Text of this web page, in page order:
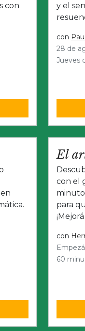
con
y el
con
28 de
Jueves
El
con el
para
con
60